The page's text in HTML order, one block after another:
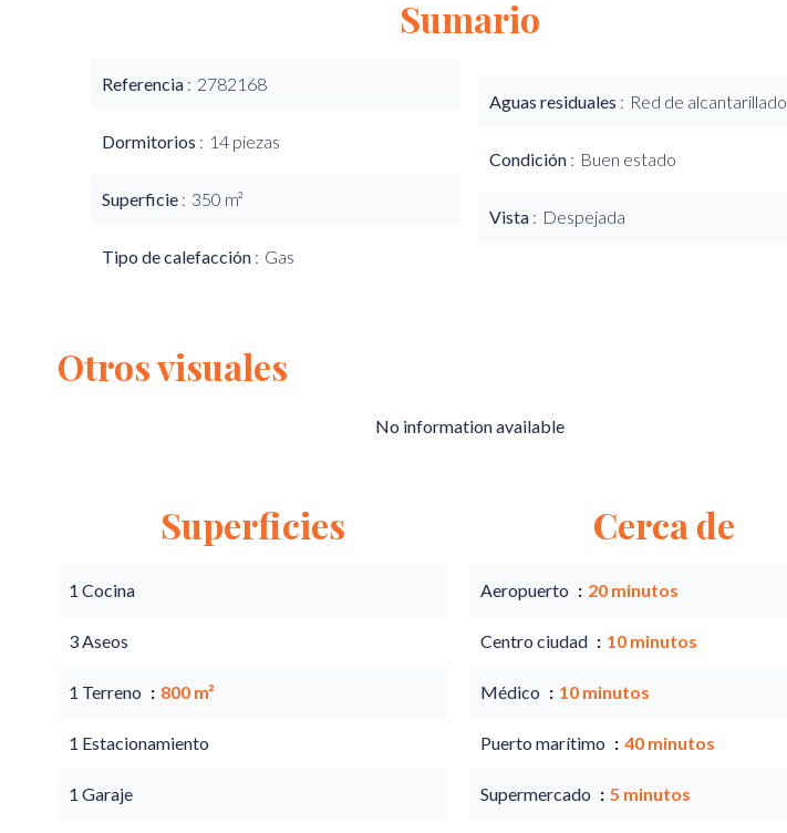
Sumario
Referencia 2782168
Dormitorios 14 piezas
Superficie 350 m²
Tipo de calefacción Gas
Aguas residuales Red de alcantarillado
Condición Buen estado
Vista Despejada
Otros visuales
No information available
Superficies
1 Cocina
3 Aseos
1 Terreno 800 m²
1 Estacionamiento
1 Garaje
Cerca de
Aeropuerto 20 minutos
Centro ciudad 10 minutos
Médico 10 minutos
Puerto marítimo 40 minutos
Supermercado 5 minutos